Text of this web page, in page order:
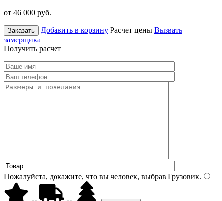
от 46 000 руб.
Заказать Добавить в корзину Расчет цены Вызвать
замерщика
Получить расчет
Пожалуйста, докажите, что вы человек, выбрав Грузовик.